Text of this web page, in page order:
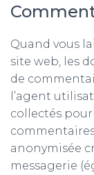
Quand vous
site web, les
de
l’agent
collectés
anonymisée
messagerie